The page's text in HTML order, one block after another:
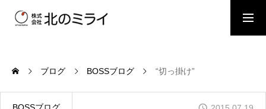
会社概要
ブログ BOSSブログ “切っ掛け”